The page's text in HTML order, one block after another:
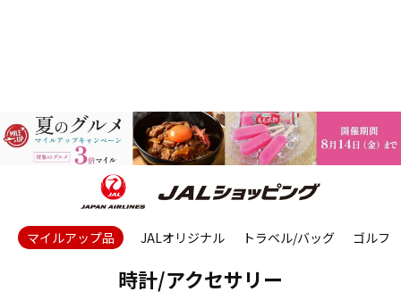
マイルアップ品 JALオリジナル トラベル/バッグ ゴルフ
時計/アクセサリー